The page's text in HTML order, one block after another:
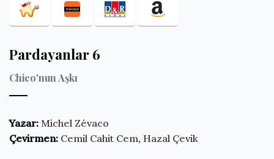
Pardayanlar 6
Chico'nun Aşkı
Yazar: Michel Zévaco
Çevirmen: Cemil Cahit Cem, Hazal Çevik